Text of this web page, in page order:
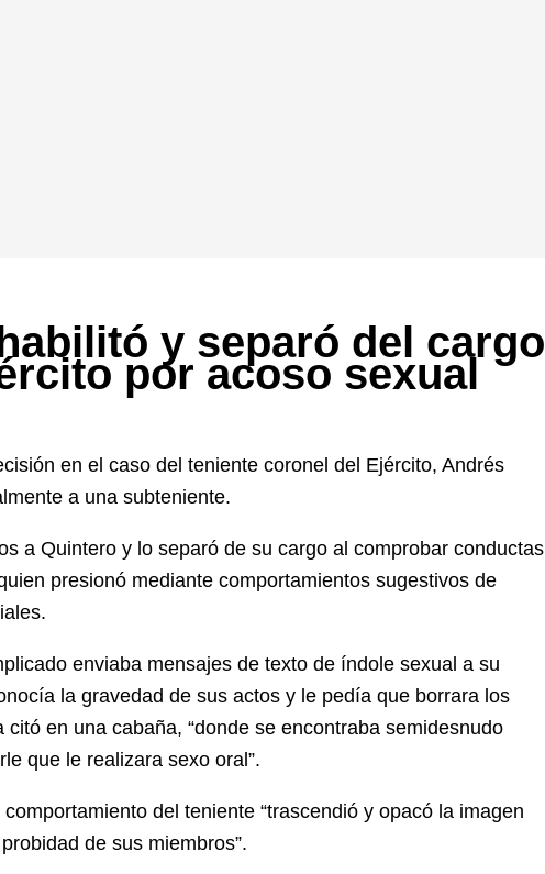
y separó del cargo
por acoso sexual
en el caso del teniente coronel del Ejército, Andrés
a una subteniente.
a Quintero y lo separó de su cargo al comprobar conductas
presionó mediante comportamientos sugestivos de
enviaba mensajes de texto de índole sexual a su
la gravedad de sus actos y le pedía que borrara los
en una cabaña, “donde se encontraba semidesnudo
que le realizara sexo oral”.
del teniente “trascendió y opacó la imagen
de sus miembros”.